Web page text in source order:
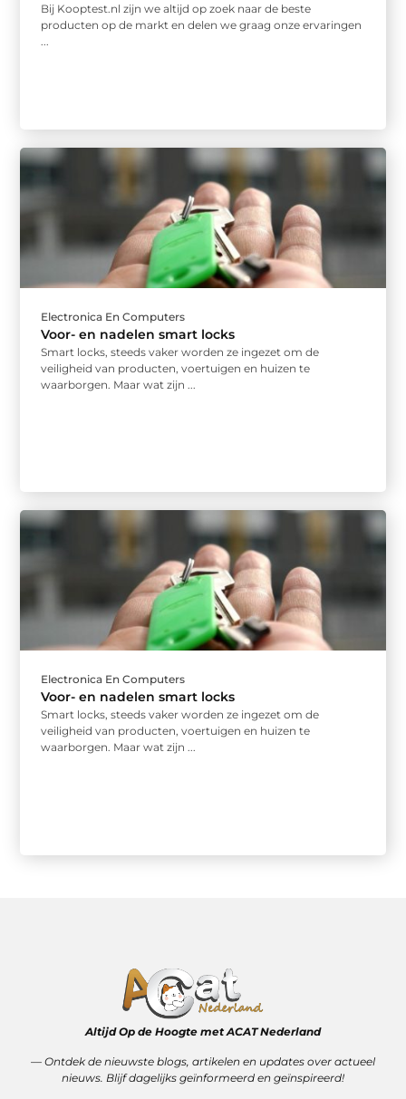
Bij Kooptest.nl zijn we altijd op zoek naar de beste
producten op de markt en delen we graag onze ervaringen
Electronica En Computers
Voor- en nadelen smart locks
Smart locks, steeds vaker worden ze ingezet om de
veiligheid van producten, voertuigen en huizen te
waarborgen. Maar wat zijn ...
Electronica En Computers
Voor- en nadelen smart locks
Smart locks, steeds vaker worden ze ingezet om de
veiligheid van producten, voertuigen en huizen te
waarborgen. Maar wat zijn ...
Altijd Op de Hoogte met ACAT Nederland
–– Ontdek de nieuwste blogs, artikelen en updates over actueel
nieuws. Blijf dagelijks geïnformeerd en geïnspireerd!